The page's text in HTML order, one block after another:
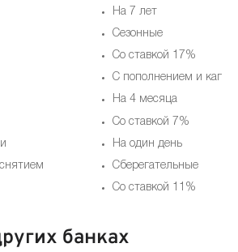
На 7 лет
Cезонные
Со ставкой 17%
С пополнением и
На 4 месяца
Со ставкой 7%
На один день
Сберегательные
Со ставкой 11%
банках